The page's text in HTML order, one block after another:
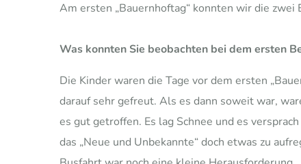
Am ersten „Bauernhoftag“ konnten wir die
Was konnten Sie beobachten bei dem ersten
Die Kinder waren die Tage vor dem ersten
darauf sehr gefreut. Als es dann soweit war,
es gut getroffen. Es lag Schnee und es
das „Neue und Unbekannte“ doch etwas zu